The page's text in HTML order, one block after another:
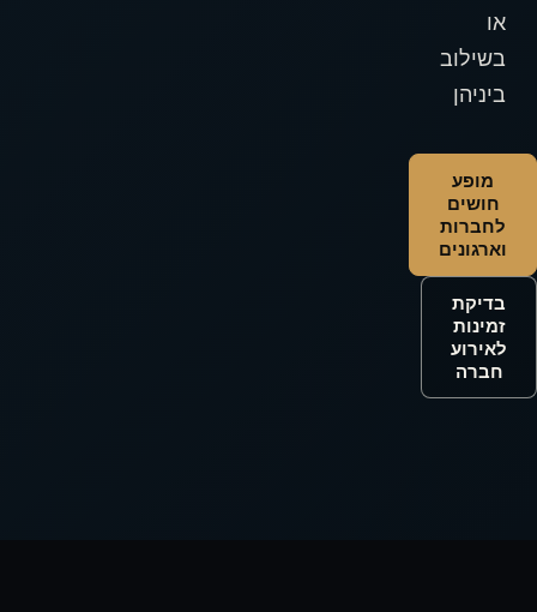
או
בשילוב
ביניהן
מופע
חושים
לחברות
וארגונים
בדיקת
זמינות
לאירוע
חברה